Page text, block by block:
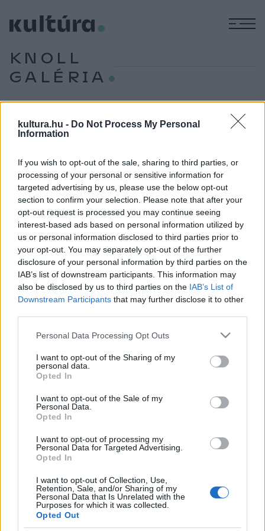
kultura.hu - Do Not Process My Personal
Information
If you wish to opt-out of the sale, sharing to third parties, or
processing of your personal or sensitive information for
targeted advertising by us, please use the below opt-out
section to confirm your selection. Please note that after your
opt-out request is processed you may continue seeing
interest-based ads based on personal information utilized by
us or personal information disclosed to third parties prior to
your opt-out. You may separately opt-out of the further
disclosure of your personal information by third parties on the
IAB’s list of downstream participants. This information may
also be disclosed by us to third parties on the IAB’s List of
Downstream Participants that may further disclose it to other
Please note that this website/app uses one or more Google
not limited to your visit or usage behaviour. You may click to
grant or deny consent to Google and its third-party tags to
use your data for below specified purposes in below Google
consent section.
Personal Data Processing Opt Outs
I want to opt-out of the Sharing of my
personal data.
Opted In
I want to opt-out of the Sale of my
Personal Data.
Opted In
I want to opt-out of processing my
Personal Data for Targeted Advertising.
Opted In
I want to opt-out of Collection, Use,
Retention, Sale, and/or Sharing of my
Personal Data that Is Unrelated with the
Purposes for which it was collected.
Opted Out
KNOLL
GALÉRIA
PROGRAM
Rendszerváltó festmények a Knoll
A Knoll Galéria Végtelenségvágy a rendszerváltás
időszakának művészetében című kiállítása a magyar
festészetben az új szenzibilitás időszaka után megjelenő
művészeti elképzeléseket idézi fel.
KÉPZŐ
Labilitás kontra stabilitás – Eva S. Pusztai
rezgő fémszobrai
Képzőművészeti tárlaton ritkán fordul elő, hogy az alkotások
strukturális objektumai viszont a látogató rezdüléseit is
megérzik. Reagálnak az érintésre, a lépésre, a mozgásra,
sokszor egészen váratlan módon. A Knoll Galéria legújabb